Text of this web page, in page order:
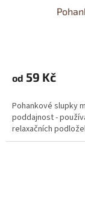
produktu
je
z
5
hvězdiček.
od 59 Kč
Pohankové slupky
poddajnost -
relaxačních